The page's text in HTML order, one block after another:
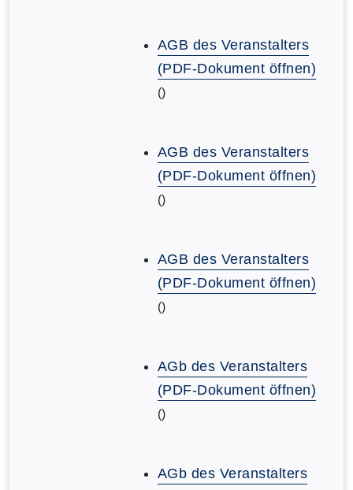
AGB des Veranstalters
(PDF-Dokument öffnen)
()
AGB des Veranstalters
(PDF-Dokument öffnen)
()
AGB des Veranstalters
(PDF-Dokument öffnen)
()
AGb des Veranstalters
(PDF-Dokument öffnen)
()
AGb des Veranstalters